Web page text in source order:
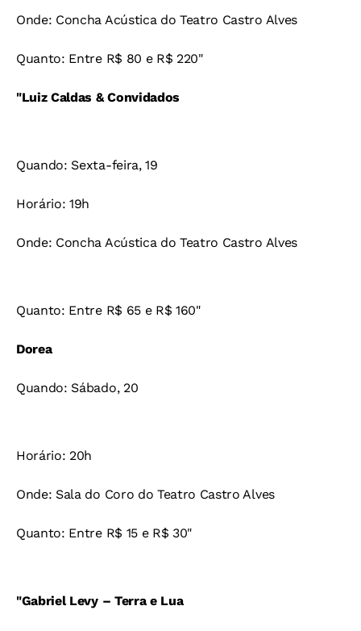
Onde: Concha Acústica do Teatro Castro Alves
Quanto: Entre R$ 80 e R$ 220"
"Luiz Caldas & Convidados
Quando: Sexta-feira, 19
Horário: 19h
Onde: Concha Acústica do Teatro Castro Alves
Quanto: Entre R$ 65 e R$ 160"
Dorea
Quando: Sábado, 20
Horário: 20h
Onde: Sala do Coro do Teatro Castro Alves
Quanto: Entre R$ 15 e R$ 30"
"Gabriel Levy – Terra e Lua